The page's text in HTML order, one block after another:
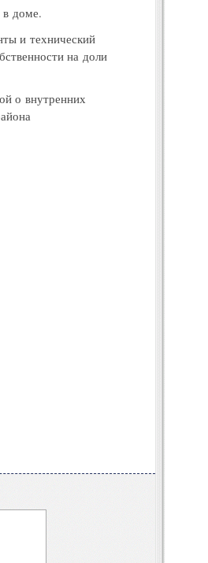
в доме.
и технический
на доли
о внутренних